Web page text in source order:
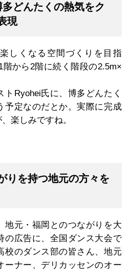
どんたくの熱気をク
現
しくなる空間づくりを目指
階から2階に続く階段の2.5m×
ト Ryohei氏に、博多どんたく
予定なのだとか。実際に完成
楽しみですね。
りを持つ地元の方々を
元・福岡とのつながりを大
の広告に、全国ダンス大会で
校のダンス部の皆さん、地元
ーナー、デリカッセンのオー